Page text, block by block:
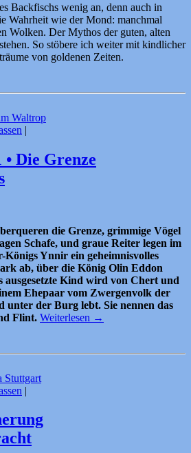
Backfischs wenig an, denn auch in
Wahrheit wie der Mond: manchmal
Wolken. Der Mythos der guten, alten
So stöbere ich weiter mit kindlicher
von goldenen Zeiten.
Waltrop
|
Die Grenze
die Grenze, grimmige Vögel
Schafe, und graue Reiter legen im
Ynnir ein geheimnisvolles
ab, über die König Olin Eddon
ausgesetzte Kind wird von Chert und
Ehepaar vom Zwergenvolk der
unter der Burg lebt. Sie nennen das
Flint. Weiterlesen →
Stuttgart
|